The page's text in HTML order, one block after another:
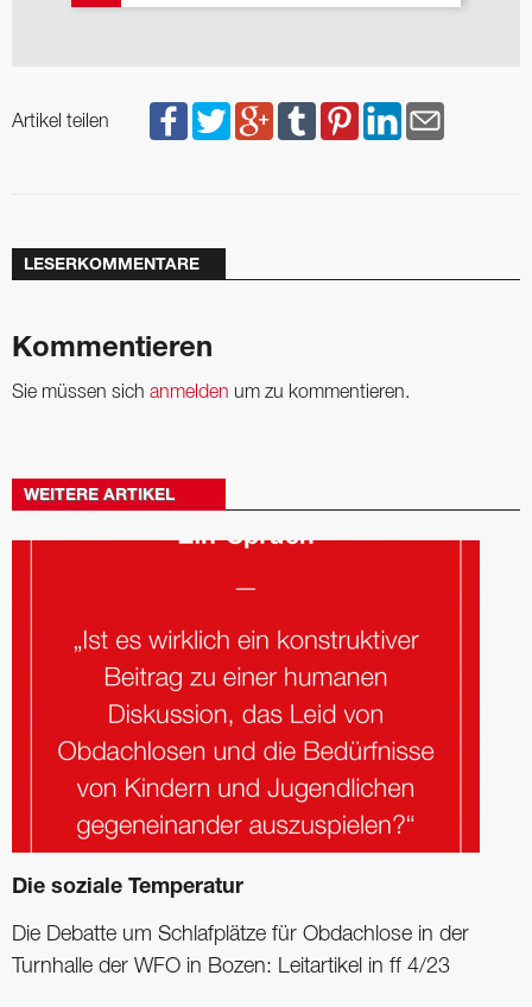
Artikel teilen
LESERKOMMENTARE
Kommentieren
Sie müssen sich anmelden um zu kommentieren.
WEITERE ARTIKEL
Die soziale Temperatur
Die Debatte um Schlafplätze für Obdachlose in der
Turnhalle der WFO in Bozen: Leitartikel in ff 4/23